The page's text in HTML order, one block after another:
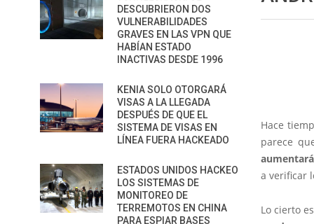
Hace
parece
a verificar
Lo cierto
DESCUBRIERON DOS
VULNERABILIDADES
GRAVES EN LAS VPN QUE
HABÍAN ESTADO
INACTIVAS DESDE 1996
KENIA SOLO OTORGARÁ
VISAS A LA LLEGADA
DESPUÉS DE QUE EL
SISTEMA DE VISAS EN
LÍNEA FUERA HACKEADO
ESTADOS UNIDOS HACKEO
LOS SISTEMAS DE
MONITOREO DE
TERREMOTOS EN CHINA
PARA ESPIAR BASES